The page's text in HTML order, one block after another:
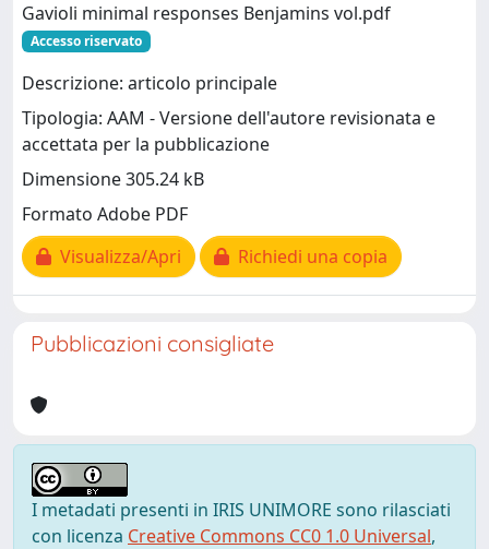
Gavioli minimal responses Benjamins vol.pdf
Accesso riservato
Descrizione: articolo principale
Tipologia: AAM - Versione dell'autore revisionata e
accettata per la pubblicazione
Dimensione 305.24 kB
Formato Adobe PDF
Visualizza/Apri
Richiedi una copia
Pubblicazioni consigliate
I metadati presenti in IRIS UNIMORE sono rilasciati
con licenza Creative Commons CC0 1.0 Universal,